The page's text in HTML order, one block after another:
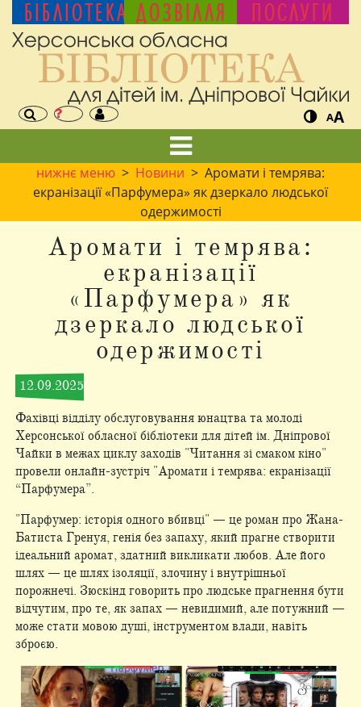
БІБЛІОТЕКА ДОЗВІЛЛЯ ПОСЛУГИ
AA
нижнє меню > Новини > Аромати і темрява:
екранізації «Парфумера» як дзеркало людської
одержимості
Аромати і темрява:
екранізації
«Парфумера» як
дзеркало людської
одержимості
12.09.2025
Фахівці відділу обслуговування юнацтва та молоді
Херсонської обласної бібліотеки для дітей ім. Дніпрової
Чайки в межах циклу заходів "Читання зі смаком кіно"
провели онлайн-зустріч "Аромати і темрява: екранізації
“Парфумера”.
"Парфумер: історія одного вбивці" — це роман про Жана-
Батиста Гренуя, генія без запаху, який прагне створити
ідеальний аромат, здатний викликати любов. Але його
шлях — це шлях ізоляції, злочину і внутрішньої
порожнечі. Зюскінд говорить про людське прагнення бути
відчутим, про те, як запах — невидимий, але потужний —
може стати мовою душі, інструментом влади, навіть
зброєю.